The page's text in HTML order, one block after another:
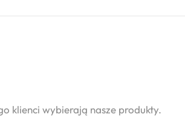
klienci wybierają nasze produkty.